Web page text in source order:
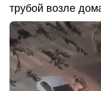
трубой возле